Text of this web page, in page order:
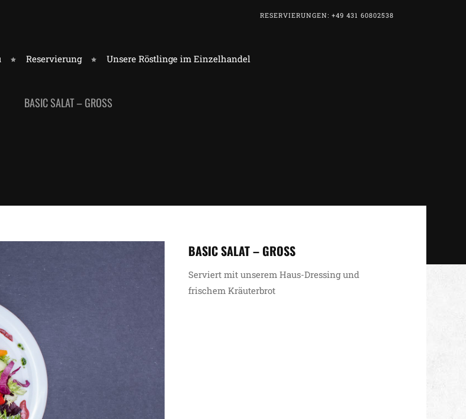
RESERVIERUNGEN: +49 431 60802538
Reservierung Unsere Röstlinge im Einzelhandel
BASIC SALAT – GROSS
BASIC SALAT – GROSS
Serviert mit unserem Haus-Dressing und
frischem Kräuterbrot